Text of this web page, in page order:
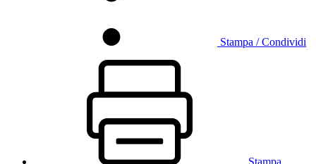
Stampa / Condividi
Stampa